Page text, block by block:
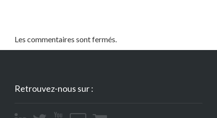
Les commentaires sont fermés.
Retrouvez-nous sur :